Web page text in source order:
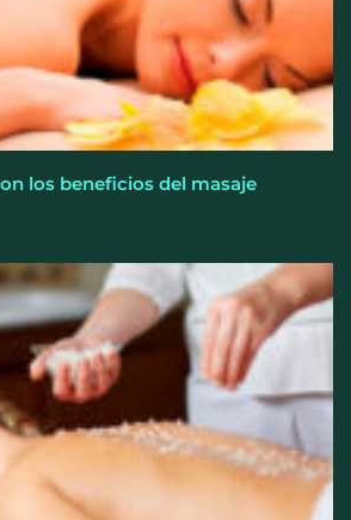
los beneficios del masaje